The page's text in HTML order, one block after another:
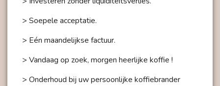
> Soepele acceptatie.
> Eén maandelijkse factuur.
> Vandaag op zoek, morgen heerlijke koffie !
> Onderhoud bij uw persoonlijke koffiebrander